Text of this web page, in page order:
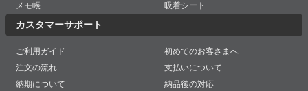
メモ帳
吸着シート
カスタマーサポート
ご利用ガイド
初めてのお客さまへ
注文の流れ
支払いについて
納期について
納品後の対応